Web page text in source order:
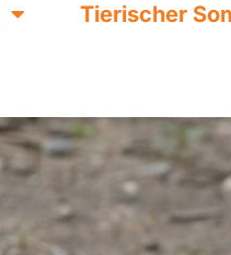
Tierischer